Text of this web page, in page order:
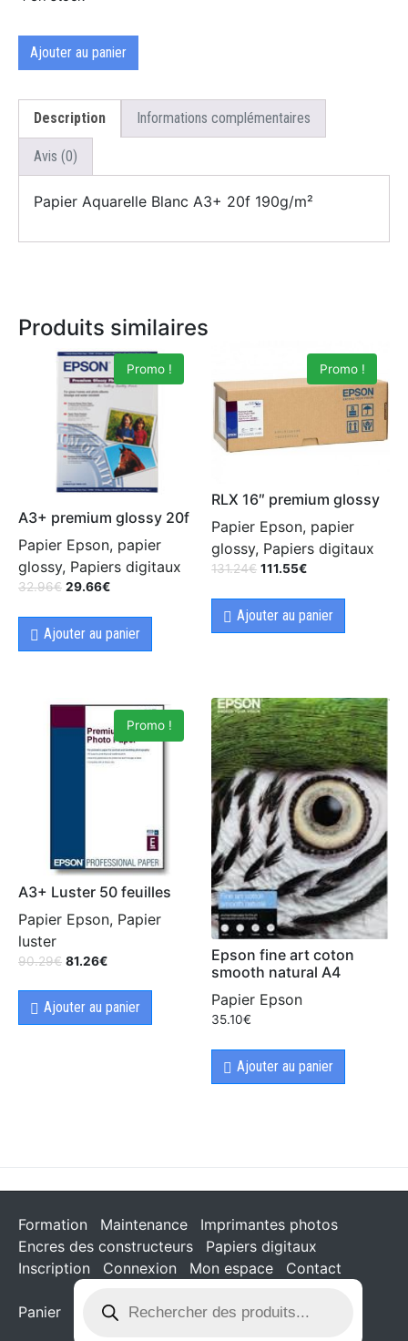
Ajouter au panier
Description Informations complémentaires
Avis (0)
Papier Aquarelle Blanc A3+ 20f 190g/m²
Produits similaires
Promo !
A3+ premium glossy 20f
Papier Epson, papier
glossy, Papiers digitaux
32.96€ 29.66€
Ajouter au panier
Promo !
RLX 16″ premium glossy
Papier Epson, papier
glossy, Papiers digitaux
131.24€ 111.55€
Ajouter au panier
Promo !
A3+ Luster 50 feuilles
Papier Epson, Papier
luster
90.29€ 81.26€
Ajouter au panier
Epson fine art coton
smooth natural A4
Papier Epson
35.10€
Ajouter au panier
Formation Maintenance
Imprimantes photos
Encres des constructeurs
Papiers digitaux
Inscription
Connexion Mon espace Contact
Panier